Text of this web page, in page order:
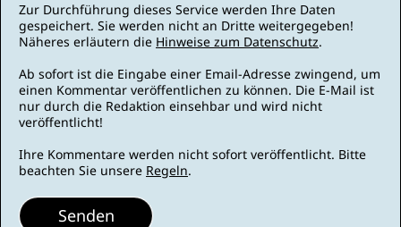
Zur Durchführung dieses Service werden Ihre Daten
gespeichert. Sie werden nicht an Dritte weitergegeben!
Näheres erläutern die Hinweise zum Datenschutz.
Ab sofort ist die Eingabe einer Email-Adresse zwingend, um
einen Kommentar veröffentlichen zu können. Die E-Mail ist
nur durch die Redaktion einsehbar und wird nicht
veröffentlicht!
Ihre Kommentare werden nicht sofort veröffentlicht. Bitte
beachten Sie unsere Regeln.
Senden